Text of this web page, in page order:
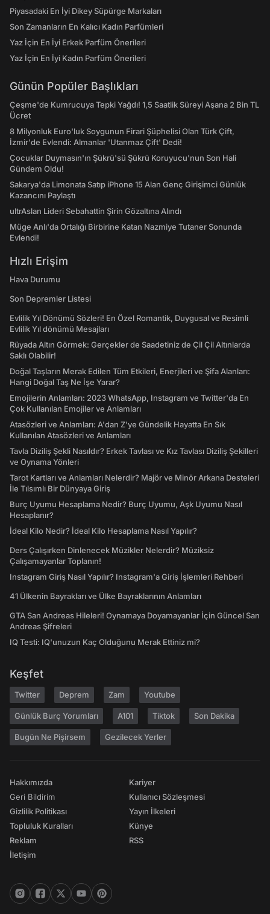
Piyasadaki En İyi Dikey Süpürge Markaları
Son Zamanların En Kalıcı Kadın Parfümleri
Yaz İçin En İyi Erkek Parfüm Önerileri
Yaz İçin En İyi Kadın Parfüm Önerileri
Günün Popüler Başlıkları
Çeşme'de Kumrucuya Tepki Yağdı! 1,5 Saatlik Süreyi Aşana 2 Bin TL
Ücret
8 Milyonluk Euro'luk Soygunun Firari Şüphelisi Olan Türk Çift,
İzmir'de Evlendi: Almanlar 'Utanmaz Çift' Dedi!
Çocuklar Duymasın'ın Şükrü'sü Şükrü Koruyucu'nun Son Hali
Gündem Oldu!
Sakarya'da Limonata Satıp iPhone 15 Alan Genç Girişimci Günlük
Kazancını Paylaştı
ultrAslan Lideri Sebahattin Şirin Gözaltına Alındı
Müge Anlı'da Ortalığı Birbirine Katan Nazmiye Tutaner Sonunda
Evlendi!
Hızlı Erişim
Hava Durumu
Son Depremler Listesi
Evlilik Yıl Dönümü Sözleri! En Özel Romantik, Duygusal ve Resimli
Evlilik Yıl dönümü Mesajları
Rüyada Altın Görmek: Gerçekler de Saadetiniz de Çil Çil Altınlarda
Saklı Olabilir!
Doğal Taşların Merak Edilen Tüm Etkileri, Enerjileri ve Şifa Alanları:
Hangi Doğal Taş Ne İşe Yarar?
Emojilerin Anlamları: 2023 WhatsApp, Instagram ve Twitter'da En
Çok Kullanılan Emojiler ve Anlamları
Atasözleri ve Anlamları: A'dan Z'ye Gündelik Hayatta En Sık
Kullanılan Atasözleri ve Anlamları
Tavla Diziliş Şekli Nasıldır? Erkek Tavlası ve Kız Tavlası Diziliş Şekilleri
ve Oynama Yönleri
Tarot Kartları ve Anlamları Nelerdir? Majör ve Minör Arkana Desteleri
İle Tılsımlı Bir Dünyaya Giriş
Burç Uyumu Hesaplama Nedir? Burç Uyumu, Aşk Uyumu Nasıl
Hesaplanır?
İdeal Kilo Nedir? İdeal Kilo Hesaplama Nasıl Yapılır?
Ders Çalışırken Dinlenecek Müzikler Nelerdir? Müziksiz
Çalışamayanlar Toplanın!
Instagram Giriş Nasıl Yapılır? Instagram'a Giriş İşlemleri Rehberi
41 Ülkenin Bayrakları ve Ülke Bayraklarının Anlamları
GTA San Andreas Hileleri! Oynamaya Doyamayanlar İçin Güncel San
Andreas Şifreleri
IQ Testi: IQ'unuzun Kaç Olduğunu Merak Ettiniz mi?
Keşfet
Twitter Deprem Zam Youtube
Günlük Burç Yorumları A101 Tiktok Son Dakika
Bugün Ne Pişirsem Gezilecek Yerler
Hakkımızda
Geri Bildirim
Gizlilik Politikası
Topluluk Kuralları
Reklam
İletişim
Kariyer
Kullanıcı Sözleşmesi
Yayın İlkeleri
Künye
RSS